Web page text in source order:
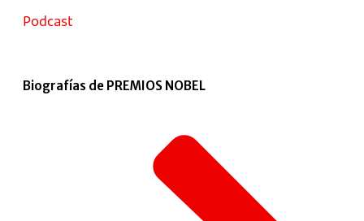
Podcast
Biografías de PREMIOS NOBEL